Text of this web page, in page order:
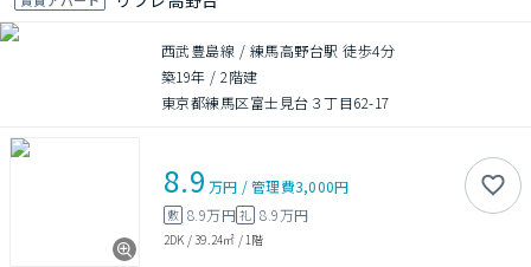
西武豊島線 / 練馬高野台駅 徒歩4分
築19年 /2階建
東京都練馬区富士見台３丁目62-17
8.9 万円 /管理費3,000円
敷 8.9万円礼 8.9万円
2DK /39.24㎡ / 1階